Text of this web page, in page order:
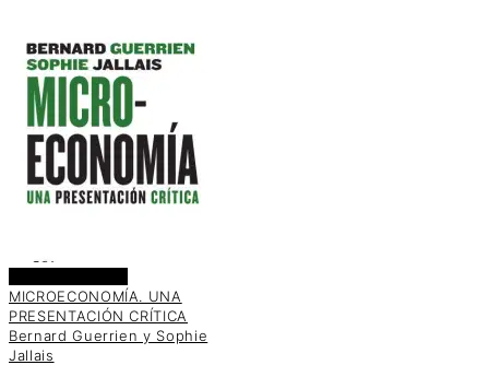
MICROECONOMÍA. UNA
PRESENTACIÓN CRÍTICA
Bernard Guerrien y Sophie
Jallais